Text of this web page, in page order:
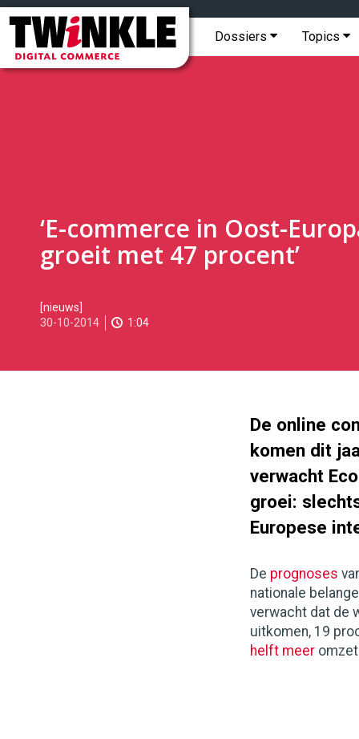
Twinkle
Digital
Commerce
Hoofdmenu
Dossiers Topics
Topmenu
‘E-commerce in Oost-
groeit met 47 procent’
2014-
10-
05-
[nieuws]
30-10-2014
1:04
De online
komen dit
verwacht
groei:
Europese
De prognoses
nationale
verwacht dat de
uitkomen, 19
helft meer